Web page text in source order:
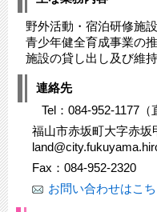
野外活動・宿泊研修施設
青少年健全育成事業の
施設の貸し出し及び維
連絡先
Tel：084-952-1177（
福山市赤坂町大字赤
Fax：084-952-2320
お問い合わせはこ